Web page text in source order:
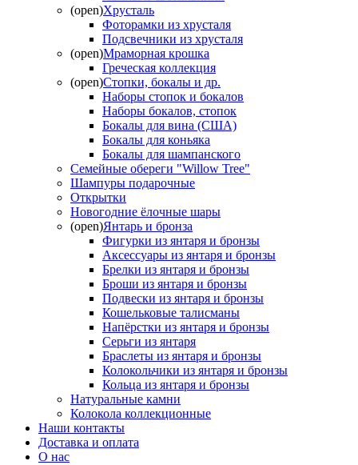
(open)Хрусталь
Фоторамки из хрусталя
Подсвечники из хрусталя
(open)Мраморная крошка
Греческая коллекция
(open)Стопки, бокалы и др.
Наборы стопок и бокалов
Наборы бокалов, стопок
Бокалы для вина (США)
Бокалы для коньяка
Бокалы для шампанского
Семейные обереги "Willow Tree"
Шампуры подарочные
Открытки
Новогодние ёлочные шары
(open)Янтарь и бронза
Фигурки из янтаря и бронзы
Аксессуары из янтаря и бронзы
Брелки из янтаря и бронзы
Броши из янтаря и бронзы
Подвески из янтаря и бронзы
Кошельковые талисманы
Напёрстки из янтаря и бронзы
Серьги из янтаря
Браслеты из янтаря и бронзы
Колокольчики из янтаря и бронзы
Кольца из янтаря и бронзы
Натуральные камни
Колокола коллекционные
Наши контакты
Доставка и оплата
О нас